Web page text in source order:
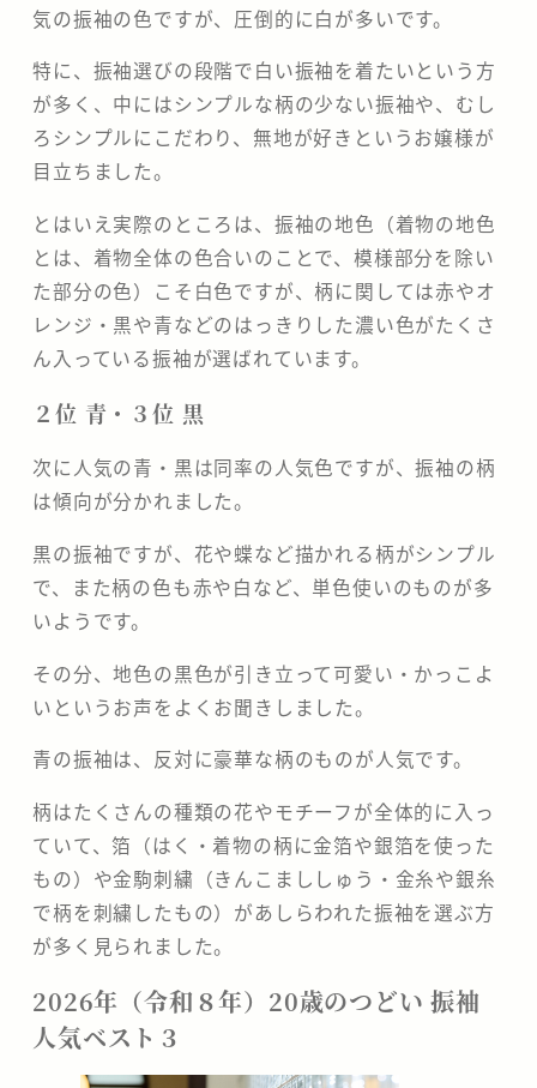
気の振袖の色ですが、圧倒的に白が多いです。
特に、振袖選びの段階で白い振袖を着たいという方
が多く、中にはシンプルな柄の少ない振袖や、むし
ろシンプルにこだわり、無地が好きというお嬢様が
目立ちました。
とはいえ実際のところは、振袖の地色（着物の地色
とは、着物全体の色合いのことで、模様部分を除い
た部分の色）こそ白色ですが、柄に関しては赤やオ
レンジ・黒や青などのはっきりした濃い色がたくさ
ん入っている振袖が選ばれています。
２位 青・３位 黒
次に人気の青・黒は同率の人気色ですが、振袖の柄
は傾向が分かれました。
黒の振袖ですが、花や蝶など描かれる柄がシンプル
で、また柄の色も赤や白など、単色使いのものが多
いようです。
その分、地色の黒色が引き立って可愛い・かっこよ
いというお声をよくお聞きしました。
青の振袖は、反対に豪華な柄のものが人気です。
柄はたくさんの種類の花やモチーフが全体的に入っ
ていて、箔（はく・着物の柄に金箔や銀箔を使った
もの）や金駒刺繍（きんこまししゅう・金糸や銀糸
で柄を刺繍したもの）があしらわれた振袖を選ぶ方
が多く見られました。
2026年（令和８年）20歳のつどい 振袖
人気ベスト３